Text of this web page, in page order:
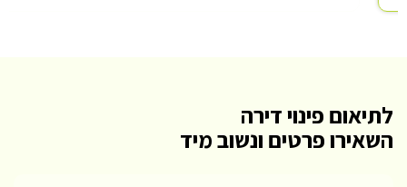
לתיאום פינוי דירה
השאירו פרטים ונשוב מיד